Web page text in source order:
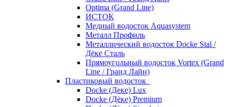
Optima (Grand Line)
ИСТОК
Медный водосток Aquasystem
Металл Профиль
Металлический водосток Docke Stal /
Дёке Сталь
Прямоугольный водосток Vortex (Grand
Line / Гранд Лайн)
Пластиковый водосток
Docke (Деке) Lux
Docke (Дёке) Premium